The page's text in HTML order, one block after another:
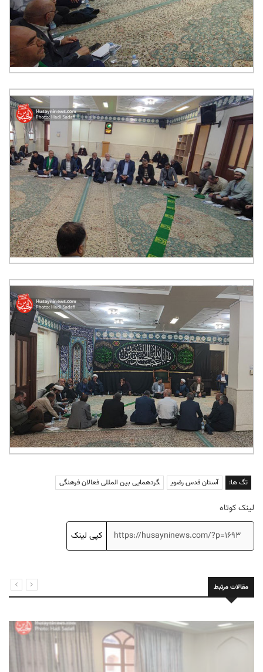
تگ ها: آستان قدس رضوی گردهمایی بین المللی فعالان فرهنگی
لینک کوتاه
کپی لینک
مقالات مرتبط